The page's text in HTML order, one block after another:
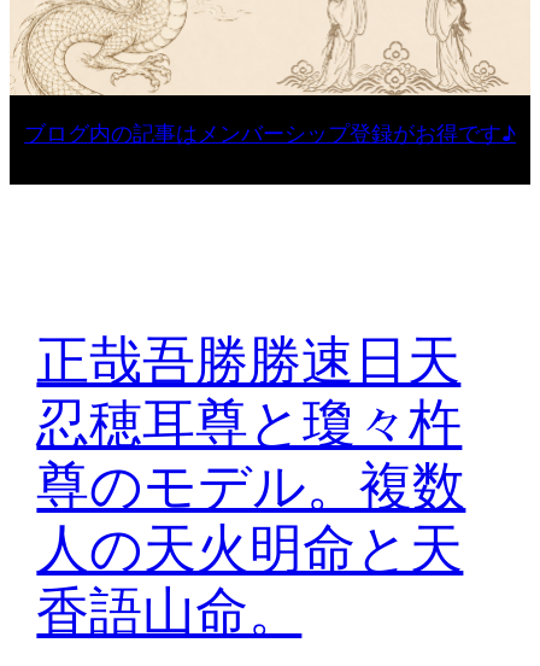
ブログ内の記事はメンバーシップ登録がお得です♪
正哉吾勝勝速日天
忍穂耳尊と瓊々杵
尊のモデル。複数
人の天火明命と天
香語山命。